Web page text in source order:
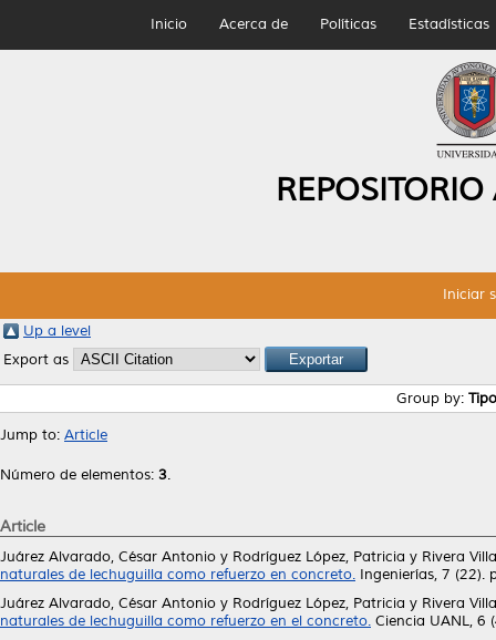
Inicio Acerca de Políticas Estadísticas
Iniciar
Up a level
Export as
Group by:
Jump to: Article
Número de elementos: 3.
Article
Juárez Alvarado, César Antonio y Rodríguez López, Patricia y Rivera
naturales de lechuguilla como refuerzo en concreto. Ingenierías, 7 (22).
Juárez Alvarado, César Antonio y Rodríguez López, Patricia y Rivera
naturales de lechuguilla como refuerzo en el concreto. Ciencia UANL, 6